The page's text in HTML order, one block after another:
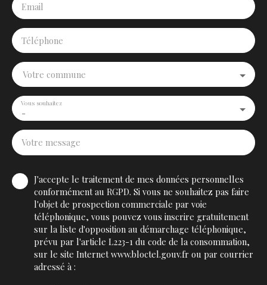
Email
Téléphone
Votre commune
-
Vous souhaitez
Votre message
J'accepte le traitement de mes données personnelles
conformément au RGPD. Si vous ne souhaitez pas faire
l'objet de prospection commerciale par voie
téléphonique, vous pouvez vous inscrire gratuitement
sur la liste d'opposition au démarchage téléphonique,
prévu par l'article L223-1 du code de la consommation,
sur le site Internet www.bloctel.gouv.fr ou par courrier
adressé à :